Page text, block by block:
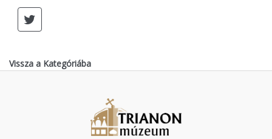
Vissza a Kategóriába